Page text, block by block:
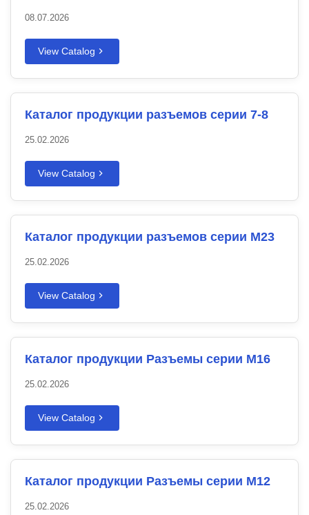
08.07.2026
View Catalog
Каталог продукции разъемов серии 7-8
25.02.2026
View Catalog
Каталог продукции разъемов серии M23
25.02.2026
View Catalog
Каталог продукции Разъемы серии M16
25.02.2026
View Catalog
Каталог продукции Разъемы серии M12
25.02.2026